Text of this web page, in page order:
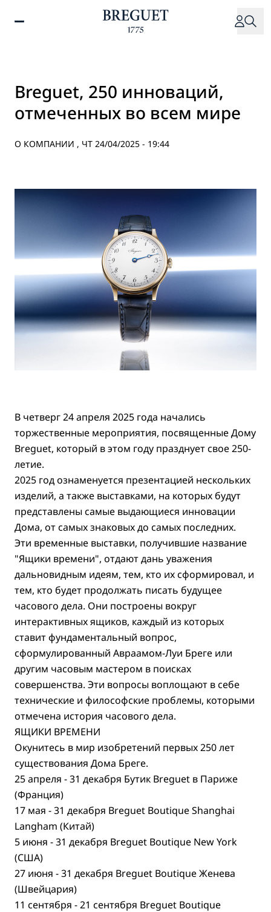
Breguet, 250 инноваций,
отмеченных во всем мире
О КОМПАНИИ , ЧТ 24/04/2025 - 19:44
В четверг 24 апреля 2025 года начались
торжественные мероприятия, посвященные Дому
Breguet, который в этом году празднует свое 250-
летие.
2025 год ознаменуется презентацией нескольких
изделий, а также выставками, на которых будут
представлены самые выдающиеся инновации
Дома, от самых знаковых до самых последних.
Эти временные выставки, получившие название
"Ящики времени", отдают дань уважения
дальновидным идеям, тем, кто их сформировал, и
тем, кто будет продолжать писать будущее
часового дела. Они построены вокруг
интерактивных ящиков, каждый из которых
ставит фундаментальный вопрос,
сформулированный Авраамом-Луи Бреге или
другим часовым мастером в поисках
совершенства. Эти вопросы воплощают в себе
технические и философские проблемы, которыми
отмечена история часового дела.
ЯЩИКИ ВРЕМЕНИ
Окунитесь в мир изобретений первых 250 лет
существования Дома Бреге.
25 апреля - 31 декабря Бутик Breguet в Париже
(Франция)
17 мая - 31 декабря Breguet Boutique Shanghai
Langham (Китай)
5 июня - 31 декабря Breguet Boutique New York
(США)
27 июня - 31 декабря Breguet Boutique Женева
(Швейцария)
11 сентября - 21 сентября Breguet Boutique